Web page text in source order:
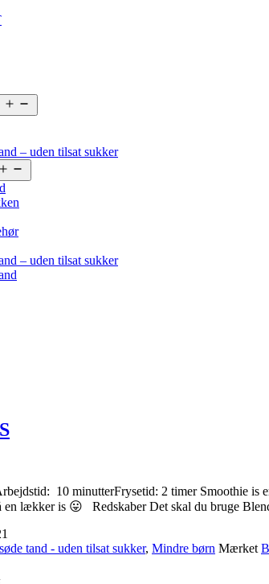
menu
– uden tilsat sukker
menu
– uden tilsat sukker
10 minutterFrysetid: 2 timer Smoothie is
en lækker is 😛 Redskaber Det skal du bruge
tand - uden tilsat sukker, Mindre børn Mærket